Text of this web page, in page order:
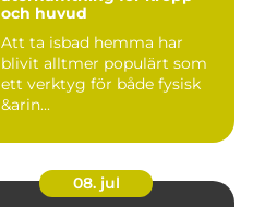
och huvud
Att ta isbad hemma har
blivit alltmer populärt som
ett verktyg för både fysisk
&arin...
08. jul